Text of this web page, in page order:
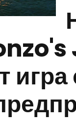
игра